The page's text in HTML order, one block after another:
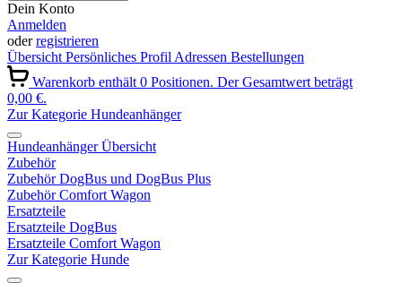
Dein Konto
Anmelden
oderregistrieren
ÜbersichtPersönliches ProfilAdressen Bestellungen
Warenkorb enthält 0 Positionen. Der Gesamtwert beträgt
0,00 €.
Zur Kategorie Hundeanhänger
Hundeanhänger Übersicht
Zubehör
Zubehör DogBus und DogBus Plus
Zubehör Comfort Wagon
Ersatzteile
Ersatzteile DogBus
Ersatzteile Comfort Wagon
Zur Kategorie Hunde